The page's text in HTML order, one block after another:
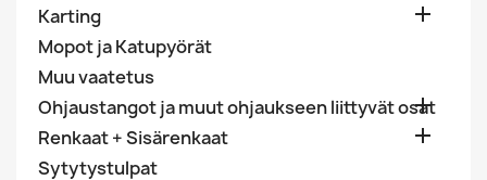
Karting

Mopot ja Katupyörät
Muu vaatetus
Ohjaustangot ja muut ohjaukseen liittyvät osat

Renkaat + Sisärenkaat 
Sytytystulpat